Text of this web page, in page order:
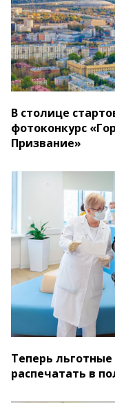
В столице
фотоконкурс
Призвание»
Теперь
распечатать в